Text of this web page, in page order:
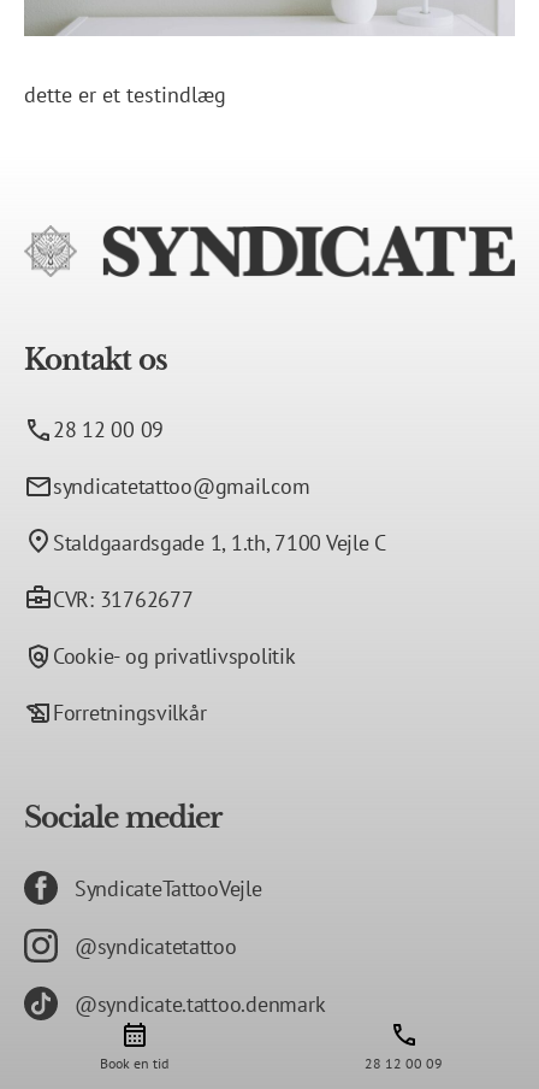
Book en tid 28 12 00 09
dette er et testindlæg
Kontakt os
28 12 00 09
syndicatetattoo@gmail.com
Staldgaardsgade 1, 1.th, 7100 Vejle C
CVR: 31762677
Cookie- og privatlivspolitik
Forretningsvilkår
Sociale medier
SyndicateTattooVejle
@syndicatetattoo
@syndicate.tattoo.denmark